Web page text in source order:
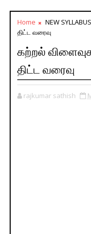
Home NEW SYLLABUS
திட்ட வரைவு
கற்றல்
திட்ட வரைவு
rajkumar sathish